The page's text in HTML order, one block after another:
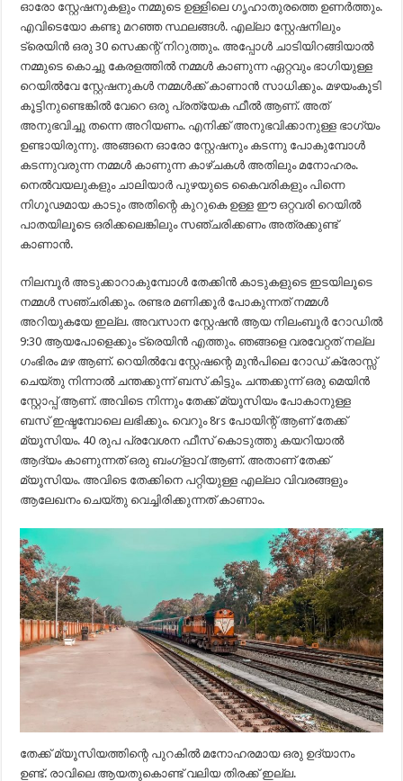
ഓരോ സ്റ്റേഷനുകളും നമ്മുടെ ഉള്ളിലെ ഗൃഹാതുരത്തെ ഉണർത്തും.
എവിടെയോ കണ്ടു മറഞ്ഞ സ്ഥലങ്ങൾ. എല്ലാ സ്റ്റേഷനിലും
ട്രെയിൻ ഒരു 30 സെക്കന്റ്‌ നിറുത്തും. അപ്പോൾ ചാടിയിറങ്ങിയാൽ
നമ്മുടെ കൊച്ചു കേരളത്തിൽ നമ്മൾ കാണുന്ന ഏറ്റവും ഭാഗിയുള്ള
റെയിൽവേ സ്റ്റേഷനുകൾ നമ്മൾക്ക് കാണാൻ സാധിക്കും. മഴയംകൂടി
കൂട്ടിനുണ്ടെങ്കിൽ വേറെ ഒരു പ്രത്യേക ഫീൽ ആണ്. അത്
അനുഭവിച്ചു തന്നെ അറിയണം. എനിക്ക് അനുഭവിക്കാനുള്ള ഭാഗ്യം
ഉണ്ടായിരുന്നു. അങ്ങനെ ഓരോ സ്റ്റേഷനും കടന്നു പോകുമ്പോൾ
കടന്നുവരുന്ന നമ്മൾ കാണുന്ന കാഴ്ചകൾ അതിലും മനോഹരം.
നെൽവയലുകളും ചാലിയാർ പുഴയുടെ കൈവരികളും പിന്നെ
നിഗൂഢമായ കാടും അതിന്റെ കുറുകെ ഉള്ള ഈ ഒറ്റവരി റെയിൽ
പാതയിലൂടെ ഒരിക്കലെങ്കിലും സഞ്ചരിക്കണം അത്രക്കുണ്ട്
കാണാൻ.
നിലമ്പൂർ അടുക്കാറാകുമ്പോൾ തേക്കിൻ കാടുകളുടെ ഇടയിലൂടെ
നമ്മൾ സഞ്ചരിക്കും. രണ്ടര മണിക്കൂർ പോകുന്നത് നമ്മൾ
അറിയുകയേ ഇല്ല. അവസാന സ്റ്റേഷൻ ആയ നിലംബൂർ റോഡിൽ
9:30 ആയപോളെക്കും ട്രെയിൻ എത്തും. ഞങ്ങളെ വരവേറ്റത് നല്ല
ഗംഭിരം മഴ ആണ്. റെയിൽവേ സ്റ്റേഷന്റെ മുൻപിലെ റോഡ് ക്രോസ്സ്
ചെയ്തു നിന്നാൽ ചന്തക്കുന്ന് ബസ് കിട്ടും. ചന്തക്കുന്ന് ഒരു മെയിൻ
സ്റ്റോപ്പ്‌ ആണ്. അവിടെ നിന്നും തേക്ക് മ്യൂസിയം പോകാനുള്ള
ബസ് ഇഷ്ടമ്പോലെ ലഭിക്കും. വെറും 8rs പോയിന്റ് ആണ് തേക്ക്
മ്യൂസിയം. 40 രുപ പ്രവേശന ഫീസ്‌ കൊടുത്തു കയറിയാൽ
ആദ്യം കാണുന്നത് ഒരു ബംഗ്ളാവ് ആണ്. അതാണ് തേക്ക്
മ്യൂസിയം. അവിടെ തേക്കിനെ പറ്റിയുള്ള എല്ലാ വിവരങ്ങളും
ആലേഖനം ചെയ്തു വെച്ചിരിക്കുന്നത് കാണാം.
തേക്ക് മ്യൂസിയത്തിന്റെ പുറകിൽ മനോഹരമായ ഒരു ഉദ്യാനം
ഉണ്ട്. രാവിലെ ആയതുകൊണ്ട് വലിയ തിരക്ക് ഇല്ല.